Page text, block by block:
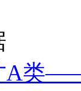
A类